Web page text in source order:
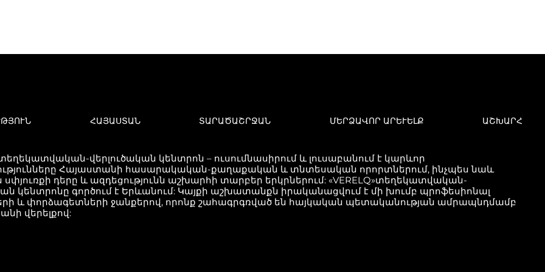
ՀԱՅԱՍՏԱՆ ՏԱՐԱԾԱՇՐՋԱՆ ՄԵՐՁԱՎՈՐ ԱՐԵՒԵԼՔ ԱՇԽԱՐՀ
տեղեկատվական-վերլուծական կենտրոն – ուսումնասիրում և լուսաբանում է կարևոր
Հայաստանի հասարակական-քաղաքական և տնտեսական որորտներում, ինչպես նաև
դերը և ազդեցությունն աշխարհի տարբեր երկրներում: «VERELQ»տեղեկատվական-
կենտրոնը գործում է Երևանում: Կայքի աշխատանքն իրականացվում է մի խումբ պրոֆեսիոնալ
և փորձագետների ջանքերով, որոնք շահագրգռված են հայկական պետականության ամրապնդմամբ
վերելքով: